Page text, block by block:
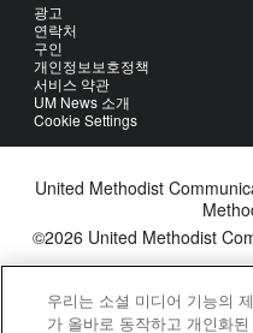
광고
연락처
구인
개인정보보호정책
서비스 약관
UM News 소개
Cookie Settings
United Methodist
©2026 United Methodist
우리는 소셜 미디어 기능의
가 올바로 동작하고 개인화